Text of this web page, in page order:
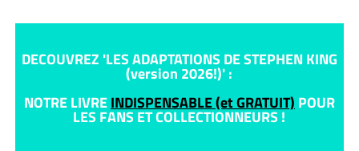
DECOUVREZ 'LES ADAPTATIONS DE STEPHEN KING
(version 2026!)' :
NOTRE LIVREINDISPENSABLE (et GRATUIT) POUR
LES FANS ET COLLECTIONNEURS !